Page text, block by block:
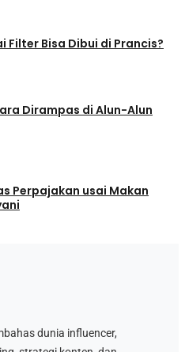
Filter Bisa Dibui di Prancis?
Dirampas di Alun-Alun
Perpajakan usai Makan
dunia influencer,